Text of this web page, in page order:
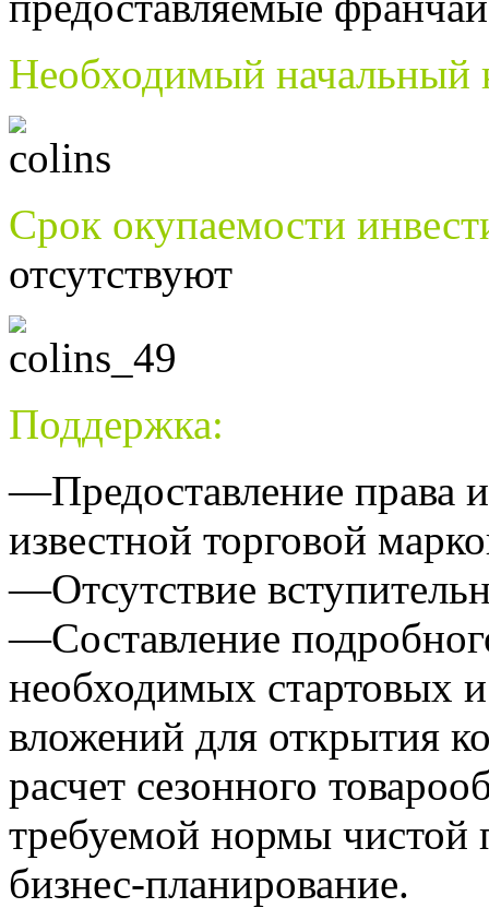
Необходимый начальный
Срок окупаемости
отсутствуют
Поддержка:
—Предоставление права
известной торговой
—Отсутствие
—Составление
необходимых стартовых
вложений для открытия
расчет сезонного
требуемой нормы чистой
бизнес-планирование.